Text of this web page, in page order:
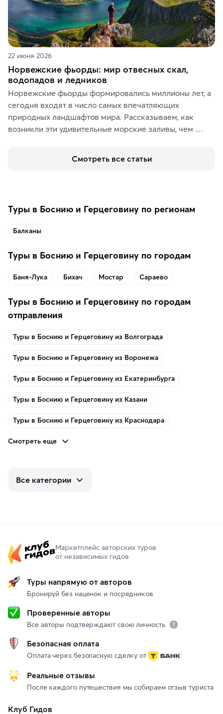
22 июня 2026
Норвежские фьорды: мир отвесных скал,
водопадов и ледников
Норвежские фьорды формировались миллионы лет, а
сегодня входят в число самых впечатляющих
природных ландшафтов мира. Рассказываем, как
возникли эти удивительные морские заливы, чем
включить в маршрут по Норвегии.
Смотреть все статьи
Туры в Боснию и Герцеговину по регионам
Балканы
Туры в Боснию и Герцеговину по городам
Баня-Лука Бихач Мостар Сараево
Туры в Боснию и Герцеговину по городам
отправления
Туры в Боснию и Герцеговину из Волгограда
Туры в Боснию и Герцеговину из Воронежа
Туры в Боснию и Герцеговину из Екатеринбурга
Туры в Боснию и Герцеговину из Казани
Туры в Боснию и Герцеговину из Краснодара
Смотреть еще
Все категории
Маркетплейс авторских туров
от независимых гидов
Туры напрямую от авторов
Бронируй без наценок и посредников
Проверенные авторы
Все авторы подтверждают свою личность
Безопасная оплата
Оплата через безопасную сделку от
Реальные отзывы
После каждого путешествия мы собираем отзыв туриста
Клуб Гидов